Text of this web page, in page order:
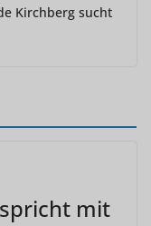
Kirchberg sucht
mit